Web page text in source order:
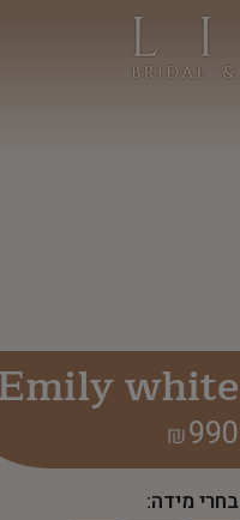
white
990
₪
בחרי מידה: